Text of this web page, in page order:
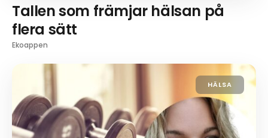
Tallen som främjar hälsan på
flera sätt
Ekoappen
HÄLSA